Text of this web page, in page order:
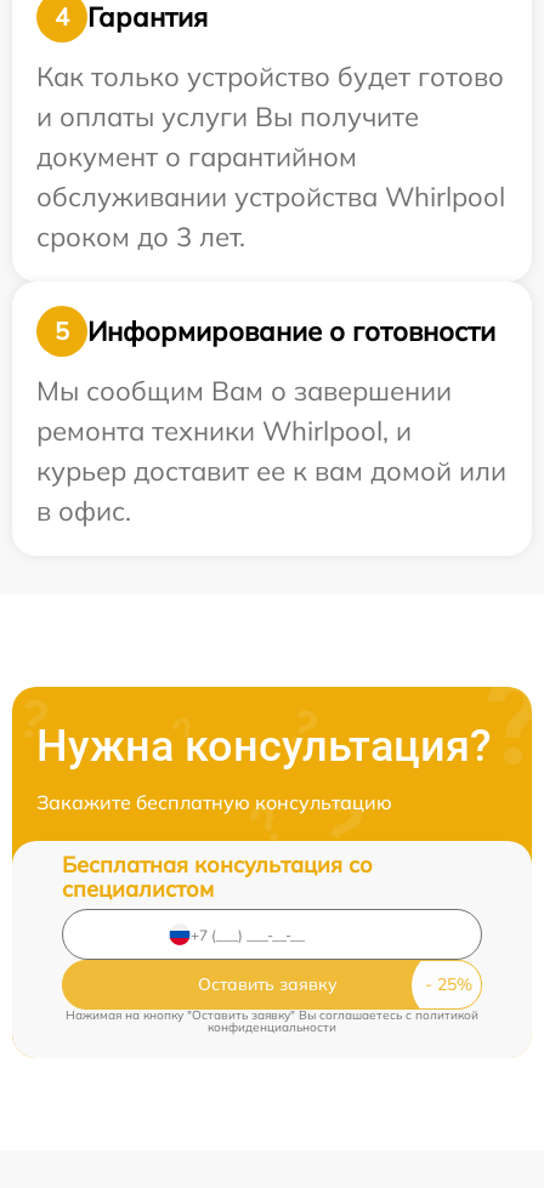
4
Гарантия
Как только устройство будет готово
и оплаты услуги Вы получите
документ о гарантийном
обслуживании устройства Whirlpool
сроком до 3 лет.
5
Информирование о готовности
Мы сообщим Вам о завершении
ремонта техники Whirlpool, и
курьер доставит ее к вам домой или
в офис.
Нужна консультация?
Закажите бесплатную консультацию
Бесплатная консультация со
специалистом
Оставить заявку
Нажимая на кнопку "Оставить заявку" Вы соглашаетесь c политикой
конфиденциальности